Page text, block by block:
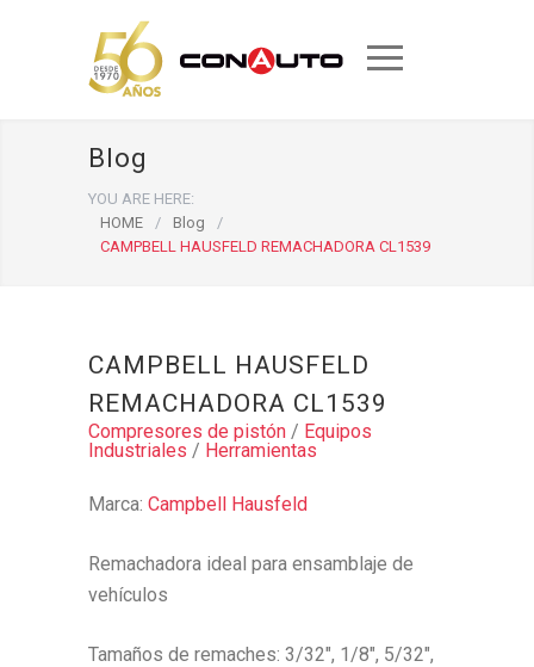
Blog
YOU ARE HERE:
HOME
/ Blog
/
CAMPBELL HAUSFELD REMACHADORA CL1539
CAMPBELL HAUSFELD
REMACHADORA CL1539
Compresores de pistón / Equipos
Industriales / Herramientas
Marca: Campbell Hausfeld
Remachadora ideal para ensamblaje de
vehículos
Tamaños de remaches: 3/32″, 1/8″, 5/32″,